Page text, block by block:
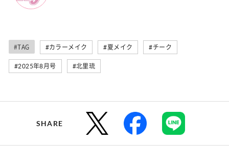
#TAG #カラーメイク #夏メイク #チーク
#2025年8月号 #北里琉
SHARE